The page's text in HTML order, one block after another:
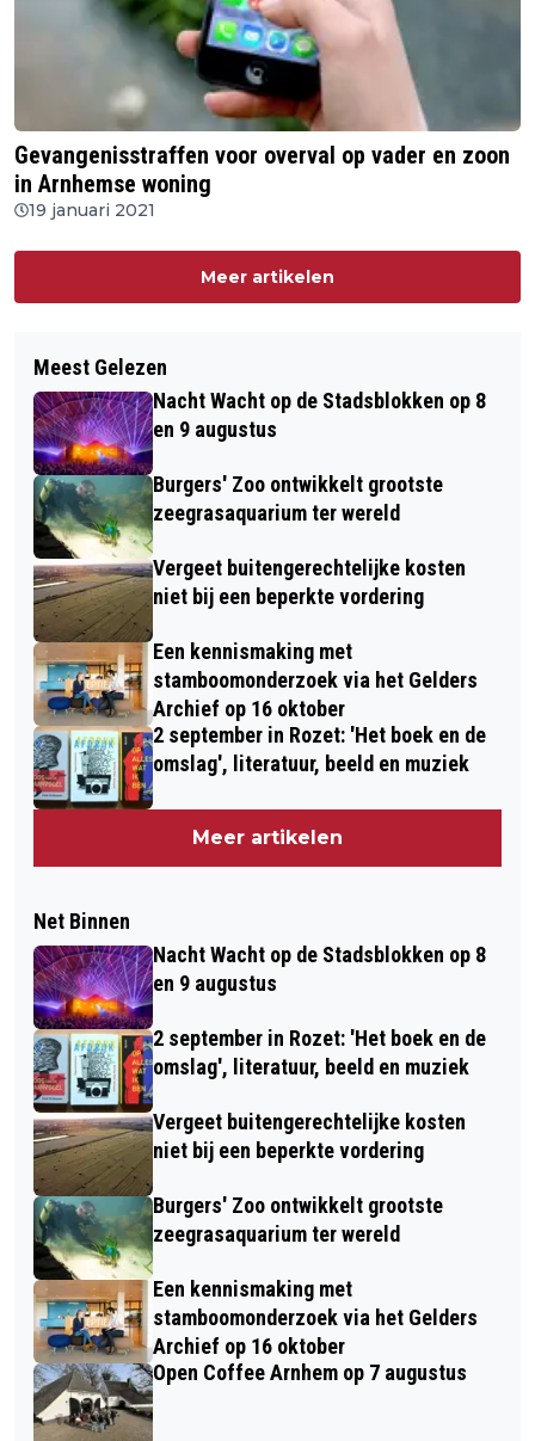
Gevangenisstraffen voor overval op vader en zoon
in Arnhemse woning
19 januari 2021
Meer artikelen
Meest Gelezen
Nacht Wacht op de Stadsblokken op 8
en 9 augustus
Burgers' Zoo ontwikkelt grootste
zeegrasaquarium ter wereld
Vergeet buitengerechtelijke kosten
niet bij een beperkte vordering
Een kennismaking met
stamboomonderzoek via het Gelders
Archief op 16 oktober
2 september in Rozet: 'Het boek en de
omslag', literatuur, beeld en muziek
Meer artikelen
Net Binnen
Nacht Wacht op de Stadsblokken op 8
en 9 augustus
2 september in Rozet: 'Het boek en de
omslag', literatuur, beeld en muziek
Vergeet buitengerechtelijke kosten
niet bij een beperkte vordering
Burgers' Zoo ontwikkelt grootste
zeegrasaquarium ter wereld
Een kennismaking met
stamboomonderzoek via het Gelders
Archief op 16 oktober
Open Coffee Arnhem op 7 augustus